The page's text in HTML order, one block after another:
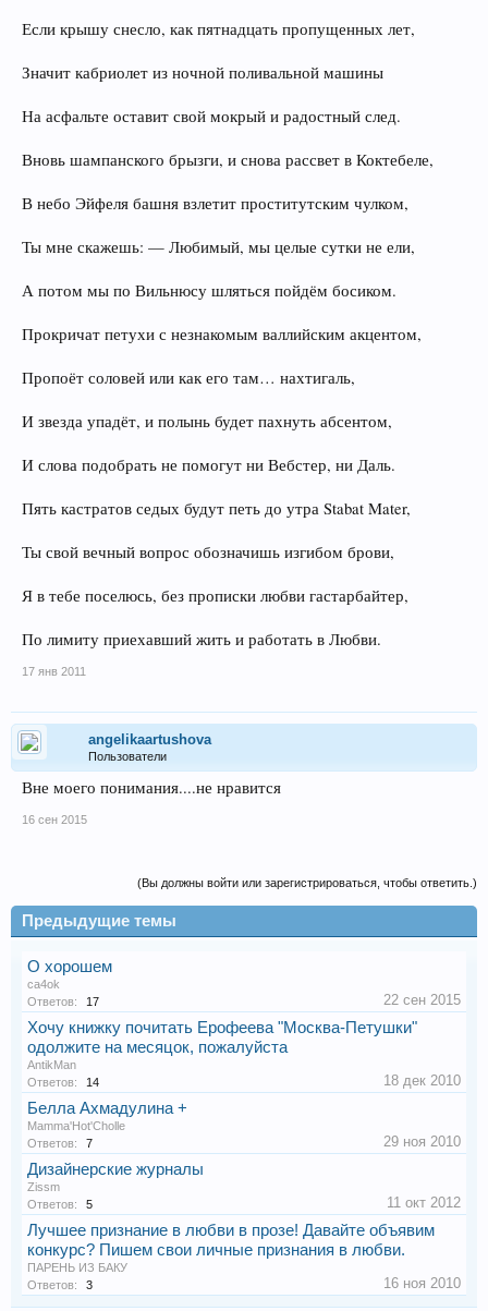
Если крышу снесло, как пятнадцать пропущенных лет,
Значит кабриолет из ночной поливальной машины
На асфальте оставит свой мокрый и радостный след.
Вновь шампанского брызги, и снова рассвет в Коктебеле,
В небо Эйфеля башня взлетит проститутским чулком,
Ты мне скажешь: — Любимый, мы целые сутки не ели,
А потом мы по Вильнюсу шляться пойдём босиком.
Прокричат петухи с незнакомым валлийским акцентом,
Пропоёт соловей или как его там… нахтигаль,
И звезда упадёт, и полынь будет пахнуть абсентом,
И слова подобрать не помогут ни Вебстер, ни Даль.
Пять кастратов седых будут петь до утра Stabat Mater,
Ты свой вечный вопрос обозначишь изгибом брови,
Я в тебе поселюсь, без прописки любви гастарбайтер,
По лимиту приехавший жить и работать в Любви.
17 янв 2011
angelikaartushova
Пользователи
Вне моего понимания....не нравится
16 сен 2015
(Вы должны войти или зарегистрироваться, чтобы ответить.)
Предыдущие темы
О хорошем
ca4ok
Ответов:
17 22 сен 2015
Хочу книжку почитать Ерофеева "Москва-Петушки"
одолжите на месяцок, пожалуйста
AntikMan
Ответов:
14 18 дек 2010
Белла Ахмадулина +
Mamma'Hot'Cholle
Ответов:
7 29 ноя 2010
Дизайнерские журналы
Zissm
Ответов:
5 11 окт 2012
Лучшее признание в любви в прозе! Давайте объявим
конкурс? Пишем свои личные признания в любви.
ПАРЕНЬ ИЗ БАКУ
Ответов:
3 16 ноя 2010